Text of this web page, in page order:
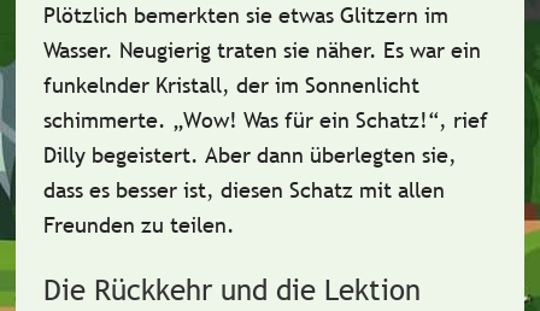
Plötzlich bemerkten sie etwas Glitzern im
Wasser. Neugierig traten sie näher. Es war ein
funkelnder Kristall, der im Sonnenlicht
schimmerte. „Wow! Was für ein Schatz!“, rief
Dilly begeistert. Aber dann überlegten sie,
dass es besser ist, diesen Schatz mit allen
Freunden zu teilen.
Die Rückkehr und die Lektion